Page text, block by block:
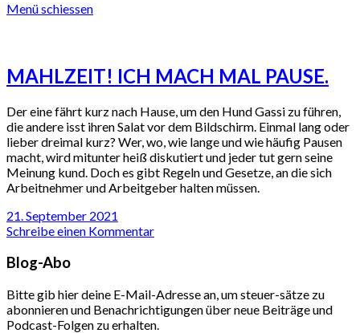
Menü schiessen
MAHLZEIT! ICH MACH MAL PAUSE.
Der eine fährt kurz nach Hause, um den Hund Gassi zu führen,
die andere isst ihren Salat vor dem Bildschirm. Einmal lang oder
lieber dreimal kurz? Wer, wo, wie lange und wie häufig Pausen
macht, wird mitunter heiß diskutiert und jeder tut gern seine
Meinung kund. Doch es gibt Regeln und Gesetze, an die sich
Arbeitnehmer und Arbeitgeber halten müssen.
21. September 2021
Schreibe einen Kommentar
Blog-Abo
Bitte gib hier deine E-Mail-Adresse an, um steuer-sätze zu
abonnieren und Benachrichtigungen über neue Beiträge und
Podcast-Folgen zu erhalten.